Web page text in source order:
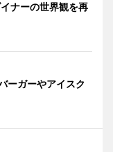
ナーの世界観を再
ガーやアイスク